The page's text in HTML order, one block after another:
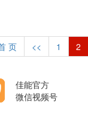
页 << 1 2
佳能官方
微信视频号